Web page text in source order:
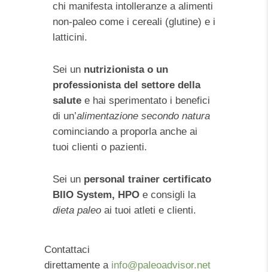
chi manifesta intolleranze a alimenti
non-paleo come i cereali (glutine) e i
latticini.
Sei un nutrizionista o un
professionista del settore della
salute e hai sperimentato i benefici
di un’alimentazione secondo natura
cominciando a proporla anche ai
tuoi clienti o pazienti.
Sei un personal trainer certificato
BIIO System, HPO e consigli la
dieta paleo ai tuoi atleti e clienti.
Contattaci
direttamente a info@paleoadvisor.net